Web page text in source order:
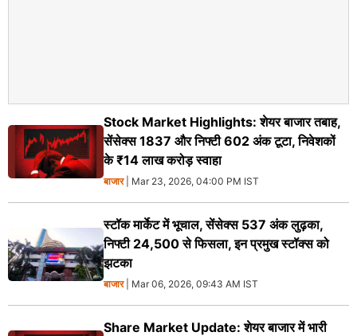
Stock Market Highlights: शेयर बाजार तबाह,
सेंसेक्स 1837 और निफ्टी 602 अंक टूटा, निवेशकों
के ₹14 लाख करोड़ स्वाहा
बाजार| Mar 23, 2026, 04:00 PM IST
स्टॉक मार्केट में भूचाल, सेंसेक्स 537 अंक लुढ़का,
निफ्टी 24,500 से फिसला, इन प्रमुख स्टॉक्स को
झटका
बाजार| Mar 06, 2026, 09:43 AM IST
Share Market Update: शेयर बाजार में भारी